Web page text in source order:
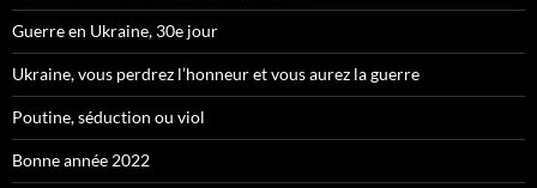
Guerre en Ukraine, 30e jour
Ukraine, vous perdrez l’honneur et vous aurez la guerre
Poutine, séduction ou viol
Bonne année 2022